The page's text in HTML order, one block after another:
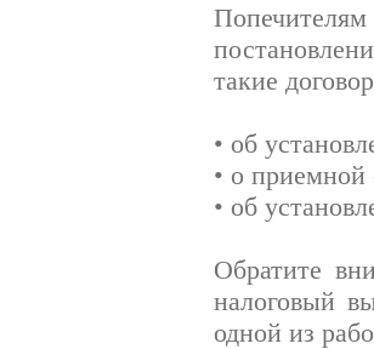
такие
• об
• о приемной
• об
Обратите
налоговый
одной из